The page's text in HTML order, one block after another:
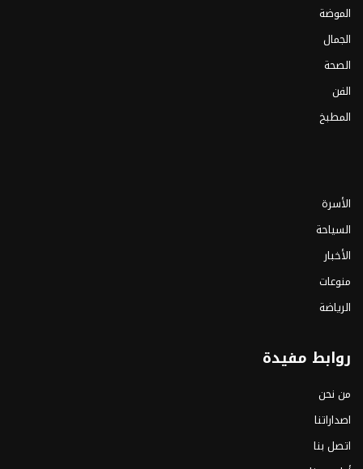
الموضة
الجمال
الصحة
الفن
المطبخ
الأسرة
السياحة
الأخبار
منوعات
الرياضة
روابط مفيدة
من نحن
اصداراتنا
اتصل بنا